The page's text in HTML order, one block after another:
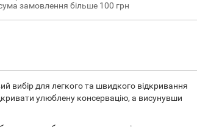
замовлення більше 100 грн
вибір для легкого та швидкого відкривання
улюблену консервацію, а висунувши